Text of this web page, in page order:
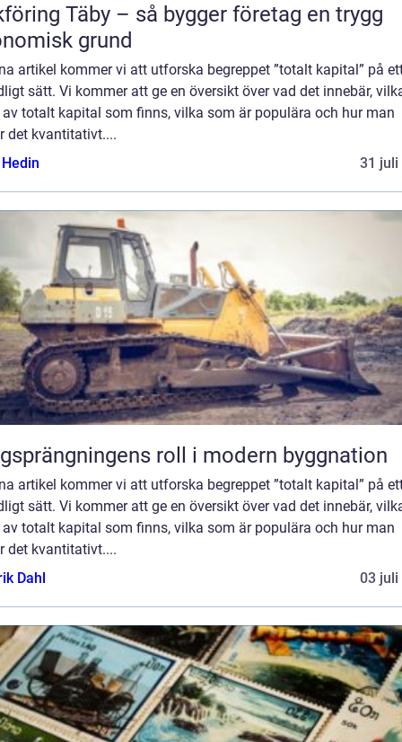
Täby – så bygger företag en trygg
grund
artikel kommer vi att utforska begreppet ”totalt kapital” på
sätt. Vi kommer att ge en översikt över vad det innebär,
av totalt kapital som finns, vilka som är populära och hur man
det kvantitativt....
31 juli
roll i modern byggnation
artikel kommer vi att utforska begreppet ”totalt kapital” på
sätt. Vi kommer att ge en översikt över vad det innebär,
av totalt kapital som finns, vilka som är populära och hur man
det kvantitativt....
Dahl
03 juli